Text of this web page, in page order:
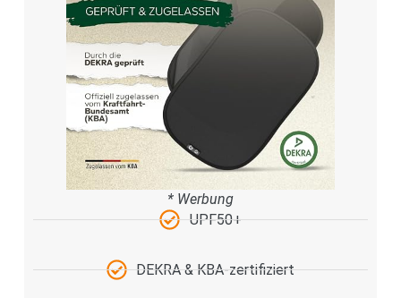
* Werbung
UPF50+
DEKRA & KBA-zertifiziert